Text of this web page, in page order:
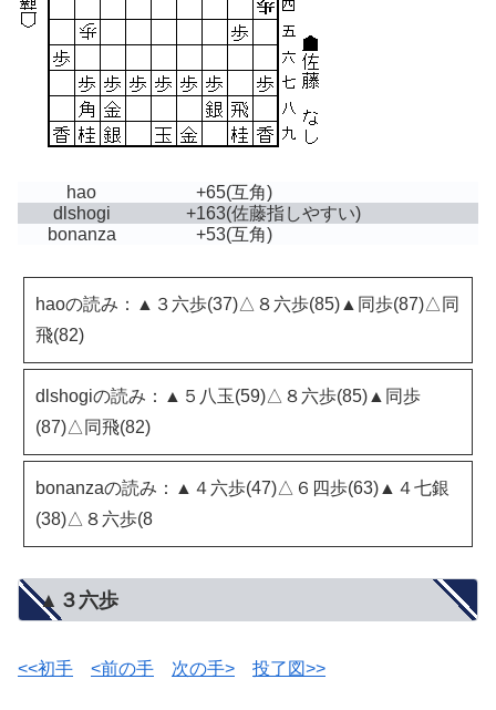
hao +65(互角)
dlshogi
+163(佐藤指しやすい)
bonanza
+53(互角)
haoの読み：▲３六歩(37)△８六歩(85)▲同歩(87)△同
飛(82)
dlshogiの読み：▲５八玉(59)△８六歩(85)▲同歩
(87)△同飛(82)
bonanzaの読み：▲４六歩(47)△６四歩(63)▲４七銀
(38)△８六歩(8
▲３六歩
<<初手 <前の手 次の手> 投了図>>